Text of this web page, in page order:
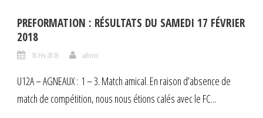
PREFORMATION : RÉSULTATS DU SAMEDI 17 FÉVRIER
2018
18 Fév 2018 admin
U12A – AGNEAUX : 1 – 3. Match amical. En raison d’absence de
match de compétition, nous nous étions calés avec le FC...